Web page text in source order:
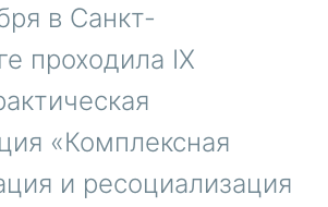
в Санкт-
проходила IX
«Комплексная
и ресоциализация